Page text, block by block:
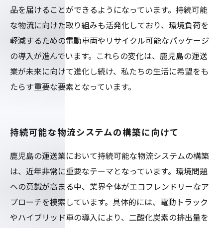
品を届けることができるようになっています。持続可能
な物流に向けた取り組みも活発化しており、環境負荷を
軽減するための電動車両やリサイクル可能なパッケージ
の導入が進んでいます。これらの変化は、鹿児島の運送
業が未来に向けて進化し続け、私たちの生活に希望をも
たらす重要な要素となっています。
持続可能な物流システムの構築に向けて
鹿児島の運送業において持続可能な物流システムの構築
は、近年非常に重要なテーマとなっています。環境問題
への意識が高まる中、業界全体がエコフレンドリーなア
プローチを模索しています。具体的には、電動トラック
やハイブリッド車の導入により、二酸化炭素の排出量を